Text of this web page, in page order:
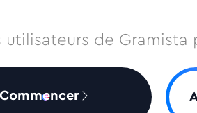
utilisateurs de
Commencer